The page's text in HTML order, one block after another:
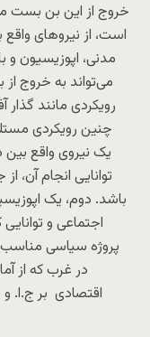
خروج از این بن بست
است، از نیروهای
مدنی، اپوزیسیون و
می‌تواند به خروج
رویکردی مانند گذار
چنین رویکردی
یک نیروی واقع بین
توانایی انجام آن،
باشد. دوم، یک
اجتماعی و
پروژه سیاسی
در غرب که از
اقتصادی بر ج.ا. و